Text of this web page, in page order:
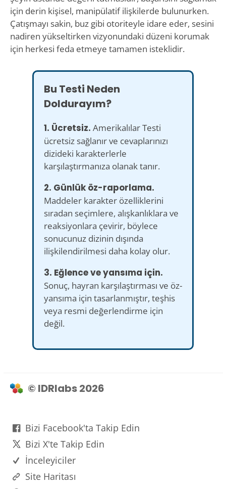
için derin kişisel, manipülatif ilişkilerde bulunurken.
Çatışmayı sakin, buz gibi otoriteyle idare eder, sesini
nadiren yükseltirken vizyonundaki düzeni korumak
için herkesi feda etmeye tamamen isteklidir.
Bu Testi Neden
Doldurayım?
1. Ücretsiz. Amerikalılar Testi
ücretsiz sağlanır ve cevaplarınızı
dizideki karakterlerle
karşılaştırmanıza olanak tanır.
2. Günlük öz-raporlama.
Maddeler karakter özelliklerini
sıradan seçimlere, alışkanlıklara ve
reaksiyonlara çevirir, böylece
sonucunuz dizinin dışında
ilişkilendirilmesi daha kolay olur.
3. Eğlence ve yansıma için.
Sonuç, hayran karşılaştırması ve öz-
yansıma için tasarlanmıştır, teşhis
veya resmi değerlendirme için
değil.
© IDRlabs 2026
Bizi Facebook'ta Takip Edin
Bizi X'te Takip Edin
İnceleyiciler
Site Haritası